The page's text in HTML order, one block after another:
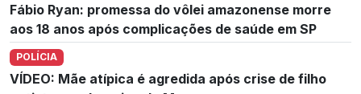
Fábio Ryan: promessa do vôlei amazonense morre
aos 18 anos após complicações de saúde em SP
POLÍCIA
VÍDEO: Mãe atípica é agredida após crise de filho